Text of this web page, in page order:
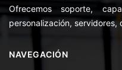
Ofrecemos soporte,
personalización,
NAVEGACIÓN